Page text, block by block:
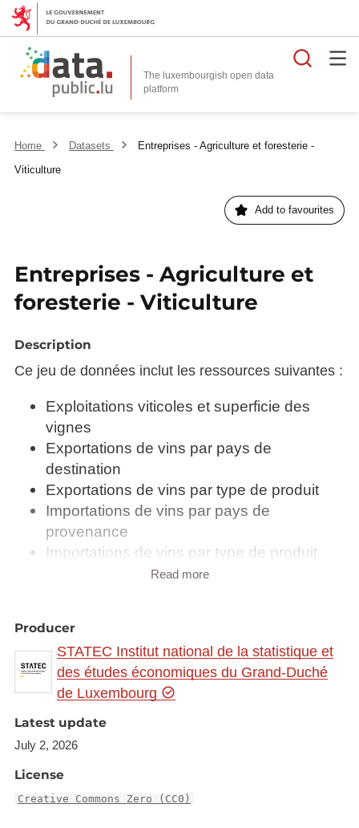
The luxembourgish open data
platform
Home Datasets
Entreprises - Agriculture et foresterie -
Viticulture
Add to favourites
Entreprises - Agriculture et
foresterie - Viticulture
Description
Ce jeu de données inclut les ressources suivantes :
Exploitations viticoles et superficie des
vignes
Exportations de vins par pays de
destination
Exportations de vins par type de produit
Importations de vins par pays de
provenance
Importations de vins par type de produit
Indicateurs viticoles
Synchronisé automatiquement depuis labase de
données LUSTAT
Read more
Producer
STATEC Institut national de la statistique et
des études économiques du Grand-Duché
de Luxembourg
Latest update
July 2, 2026
License
Creative Commons Zero (CC0)